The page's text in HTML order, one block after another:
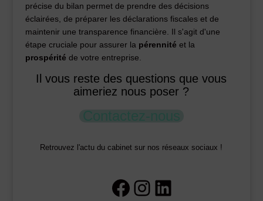
précise du bilan permet de prendre des décisions
éclairées, de préparer les déclarations fiscales et de
maintenir une transparence financière. Il s'agit d'une
étape cruciale pour assurer la pérennité et la
prospérité de votre entreprise.
Il vous reste des questions que vous
aimeriez nous poser ?
Contactez-nous
Retrouvez l'actu du cabinet sur nos réseaux sociaux !
Facebook Instagram LinkedIn